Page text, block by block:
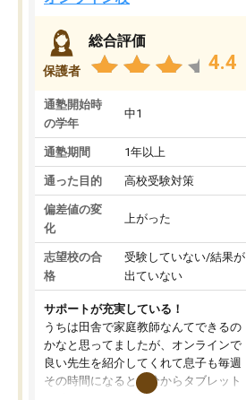
保護者
総合評価
4.4
通塾開始時
の学年
中1
通塾期間 1年以上
通った目的 高校受験対策
偏差値の変
化
上がった
志望校の合
格
受験していない/結果が
出ていない
サポートが充実している！
うちは田舎で家庭教師なんてできるの
かなと思ってましたが、オンラインで
良い先生を紹介してくれて息子も毎週
その時間になると自分からタブレット